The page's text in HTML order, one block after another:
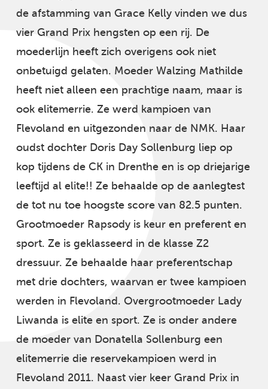
de afstamming van Grace Kelly vinden we dus
vier Grand Prix hengsten op een rij. De
moederlijn heeft zich overigens ook niet
onbetuigd gelaten. Moeder Walzing Mathilde
heeft niet alleen een prachtige naam, maar is
ook elitemerrie. Ze werd kampioen van
Flevoland en uitgezonden naar de NMK. Haar
oudst dochter Doris Day Sollenburg liep op
kop tijdens de CK in Drenthe en is op driejarige
leeftijd al elite!! Ze behaalde op de aanlegtest
de tot nu toe hoogste score van 82.5 punten.
Grootmoeder Rapsody is keur en preferent en
sport. Ze is geklasseerd in de klasse Z2
dressuur. Ze behaalde haar preferentschap
met drie dochters, waarvan er twee kampioen
werden in Flevoland. Overgrootmoeder Lady
Liwanda is elite en sport. Ze is onder andere
de moeder van Donatella Sollenburg een
elitemerrie die reservekampioen werd in
Flevoland 2011. Naast vier keer Grand Prix in